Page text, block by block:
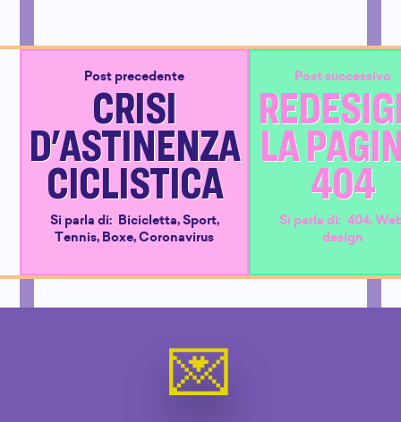
Post precedente
CRISI
D'ASTINENZA
CICLISTICA
Si parla di: Bicicletta, Sport,
Tennis, Boxe,Coronavirus
Post successivo
LA
404
Si parla di: 404,
design